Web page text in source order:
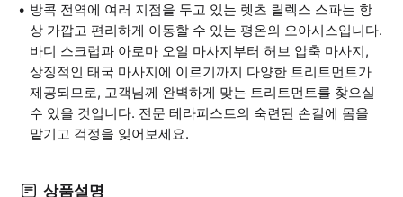
방콕 전역에 여러 지점을 두고 있는 렛츠 릴렉스 스파는 항
상 가깝고 편리하게 이동할 수 있는 평온의 오아시스입니다.
바디 스크럽과 아로마 오일 마사지부터 허브 압축 마사지,
상징적인 태국 마사지에 이르기까지 다양한 트리트먼트가
제공되므로, 고객님께 완벽하게 맞는 트리트먼트를 찾으실
수 있을 것입니다. 전문 테라피스트의 숙련된 손길에 몸을
맡기고 걱정을 잊어보세요.
상품설명